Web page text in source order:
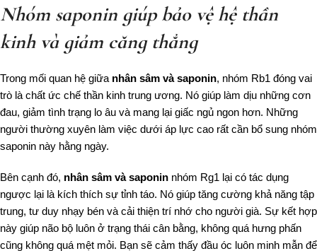
Nhóm saponin giúp bảo vệ hệ thần
kinh và giảm căng thẳng
Trong mối quan hệ giữa nhân sâm và saponin, nhóm Rb1 đóng vai
trò là chất ức chế thần kinh trung ương. Nó giúp làm dịu những cơn
đau, giảm tình trạng lo âu và mang lại giấc ngủ ngon hơn. Những
người thường xuyên làm việc dưới áp lực cao rất cần bổ sung nhóm
saponin này hằng ngày.
Bên cạnh đó, nhân sâm và saponin nhóm Rg1 lại có tác dụng
ngược lại là kích thích sự tỉnh táo. Nó giúp tăng cường khả năng tập
trung, tư duy nhạy bén và cải thiện trí nhớ cho người già. Sự kết hợp
này giúp não bộ luôn ở trạng thái cân bằng, không quá hưng phấn
cũng không quá mệt mỏi. Bạn sẽ cảm thấy đầu óc luôn minh mẫn để